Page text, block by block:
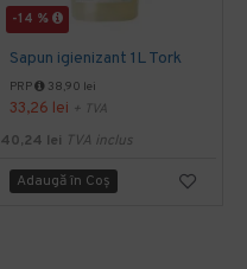
-14 %
Sapun igienizant 1L Tork
PRP 38,90 lei
33,26 lei + TVA
40,24 lei TVA inclus
Adaugă în Coş